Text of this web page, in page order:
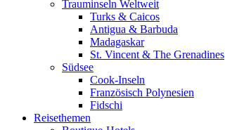
Trauminseln Weltweit
Turks & Caicos
Antigua & Barbuda
Madagaskar
St. Vincent & The Grenadines
Südsee
Cook-Inseln
Französisch Polynesien
Fidschi
Reisethemen